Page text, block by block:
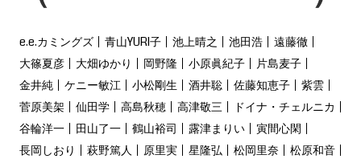
e.e.カミングズ 青山YURI子 池上晴之 池田浩
遠藤徹
大篠夏彦
大畑ゆかり 岡野隆 小原眞紀子
片島麦子
金井純
ケニー敏江 小松剛生 酒井聡 佐藤知恵子
紫雲
菅原美架
仙田学 高島秋穂 高津敬三
ドイナ・チェルニカ
谷輪洋一
田山了一 鶴山裕司 露津まりい
寅間心閑
長岡しおり
萩野篤人 原里実 星隆弘 松岡里奈
松原和音